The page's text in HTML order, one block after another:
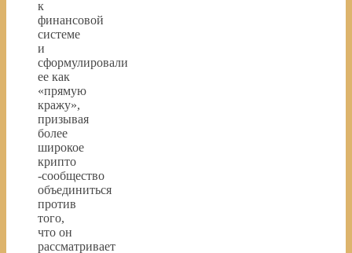
к
финансовой
системе
и
сформулировали
ее как
«прямую
кражу»,
призывая
более
широкое
крипто
-сообщество
объединиться
против
того,
что он
рассматривает